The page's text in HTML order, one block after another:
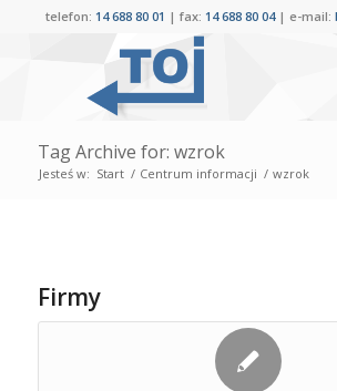
telefon: 14 688 80 01 | fax: 14 688 80 04 | e-mail:
Tag Archive for: wzrok
Jesteś w: Start / Centrum informacji / wzrok
Firmy